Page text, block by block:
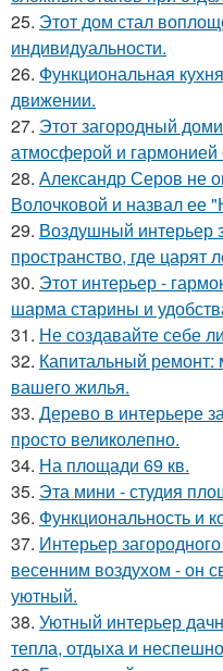
25. Этот дом стал
индивидуальности.
26. Функциональная
движении.
27. Этот загородный
атмосферой и гармонией
28. Александр Серов не
Волочковой и назвал ее
29. Воздушный интерьер
пространство, где царят
30. Этот интерьер -
шарма старины и
31. Не создавайте себе
32. Капитальный
вашего жилья.
33. Дерево в интерьере
просто великолепно.
34. На площади 69 кв.
35. Эта мини - студия
36. Функциональность и
37. Интерьер
весенним воздухом - он
уютный.
38. Уютный интерьер
тепла, отдыха и